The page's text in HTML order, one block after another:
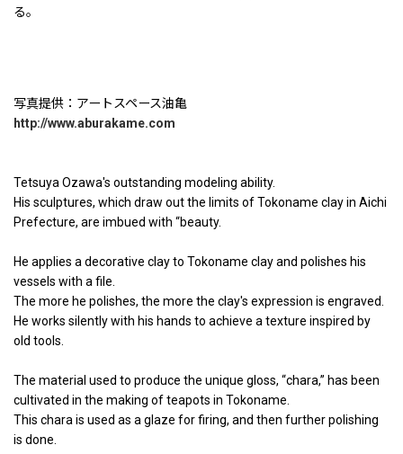
る。
写真提供：アートスペース油亀
http://www.aburakame.com
Tetsuya Ozawa's outstanding modeling ability.
His sculptures, which draw out the limits of Tokoname clay in Aichi
Prefecture, are imbued with “beauty.
He applies a decorative clay to Tokoname clay and polishes his
vessels with a file.
The more he polishes, the more the clay's expression is engraved.
He works silently with his hands to achieve a texture inspired by
old tools.
The material used to produce the unique gloss, “chara,” has been
cultivated in the making of teapots in Tokoname.
This chara is used as a glaze for firing, and then further polishing
is done.